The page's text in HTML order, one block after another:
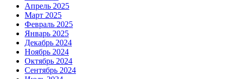
Апрель 2025
Март 2025
Февраль 2025
Январь 2025
Декабрь 2024
Ноябрь 2024
Октябрь 2024
Сентябрь 2024